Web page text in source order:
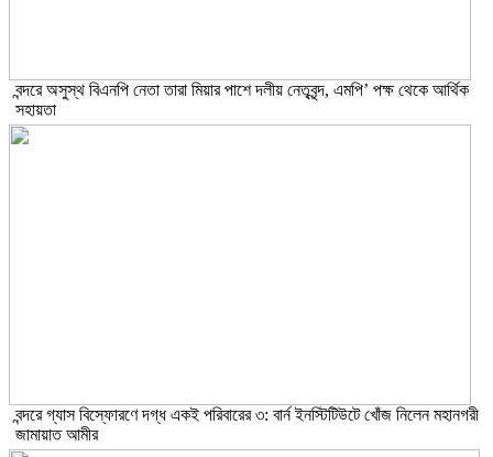
বন্দরে অসুস্থ বিএনপি নেতা তারা মিয়ার পাশে দলীয় নেতৃবৃন্দ, এমপি’ পক্ষ থেকে আর্থিক
সহায়তা
বন্দরে গ্যাস বিস্ফোরণে দগ্ধ একই পরিবারের ৩: বার্ন ইনস্টিটিউটে খোঁজ নিলেন মহানগরী
জামায়াত আমীর